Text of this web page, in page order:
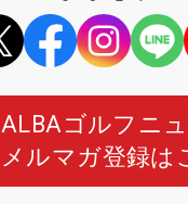
ALBAゴルフニ
メルマガ登録は